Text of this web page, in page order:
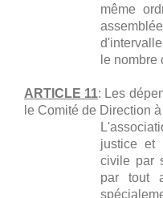
même
le nombre
ARTICLE 11: Les
le Comité de Direction
justice
civile par
par tout